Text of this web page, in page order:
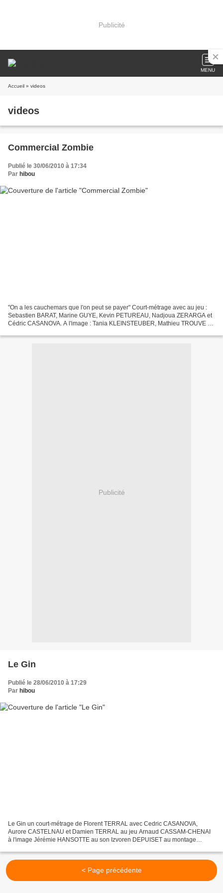
Publicité
MENU
Accueil » videos
videos
Commercial Zombie
Publié le 30/06/2010 à 17:34
Par hibou
"On a les cauchemars que l'on peut se payer" Court-métrage avec au jeu :
Sebastien BARAT, Marine GUYE, Kevin PETUREAU, Nadjoua ZERARGA et
Cédric CASANOVA. A l'image : Tania KLEINSTEUBER, Mathieu TROUVE en
Publicité
Le Gin
Publié le 28/06/2010 à 17:29
Par hibou
Le Gin un court-métrage de Florent TERRAL avec Cedric CASANOVA,
Aurore CASTELNAU et Damien TERRAL au jeu Arnaud CASSAM-CHENAI
à l'image Jérémie HANSOTTE au son Izvoren DEPUISET au montage
GUITTON...
< Page précédente